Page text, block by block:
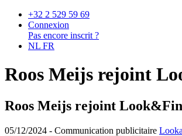
+32 2 529 59 69
Connexion
Pas encore inscrit ?
NL FR
Roos Meijs rejoint
Roos Meijs rejoint
05/12/2024 - Communication publicitaire